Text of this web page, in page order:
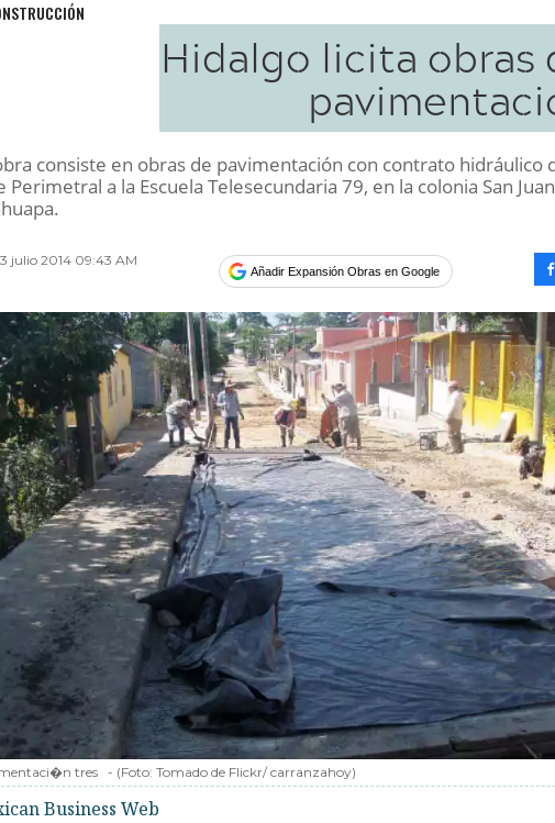
Hidalgo licita obras
consiste en obras de pavimentación con contrato hidráulico
Perimetral a la Escuela Telesecundaria 79, en la colonia San Juan
julio 2014 09:43 AM
Añadir Expansión Obras en Google
tres - (Foto: Tomado de Flickr/ carranzahoy)
Business Web